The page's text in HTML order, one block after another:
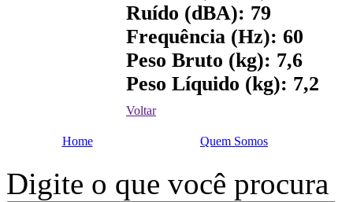
Ruído (dBA): 79
Frequência (Hz): 60
Peso Bruto (kg): 7,6
Peso Líquido (kg): 7,2
Voltar
Home Quem Somos
Digite o que você procura